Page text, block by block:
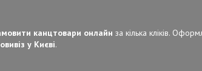
канцтовари онлайн за кілька кліків.
у Києві.